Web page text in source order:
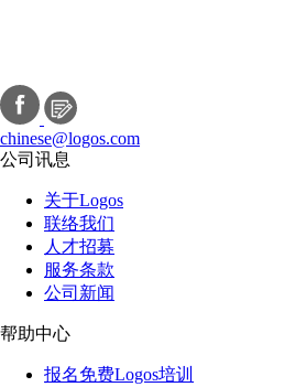
chinese@logos.com
公司讯息
关于Logos
联络我们
人才招募
服务条款
公司新闻
帮助中心
报名免费Logos培训